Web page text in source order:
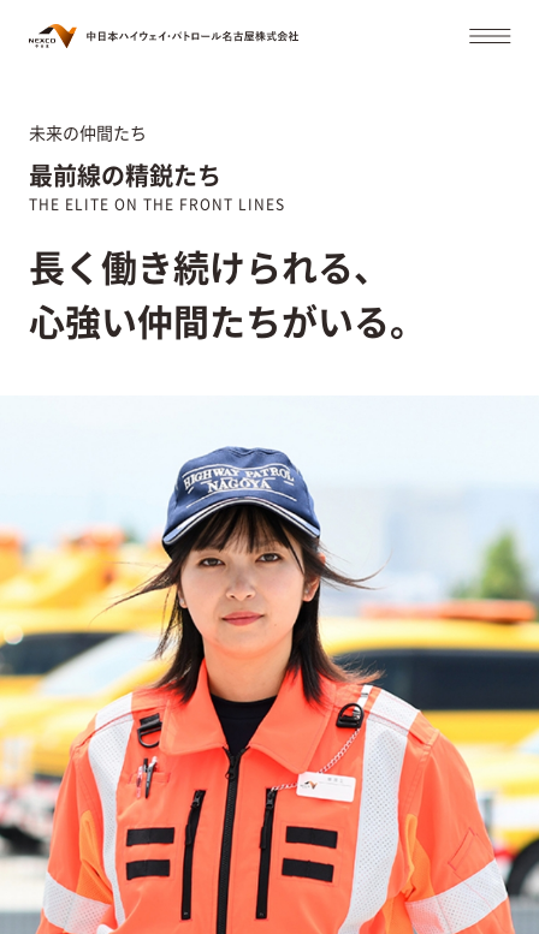
未来の仲間たち
最前線の精鋭たち
THE ELITE ON THE FRONT LINES
長く働き続けられる、
心強い仲間たちがいる。